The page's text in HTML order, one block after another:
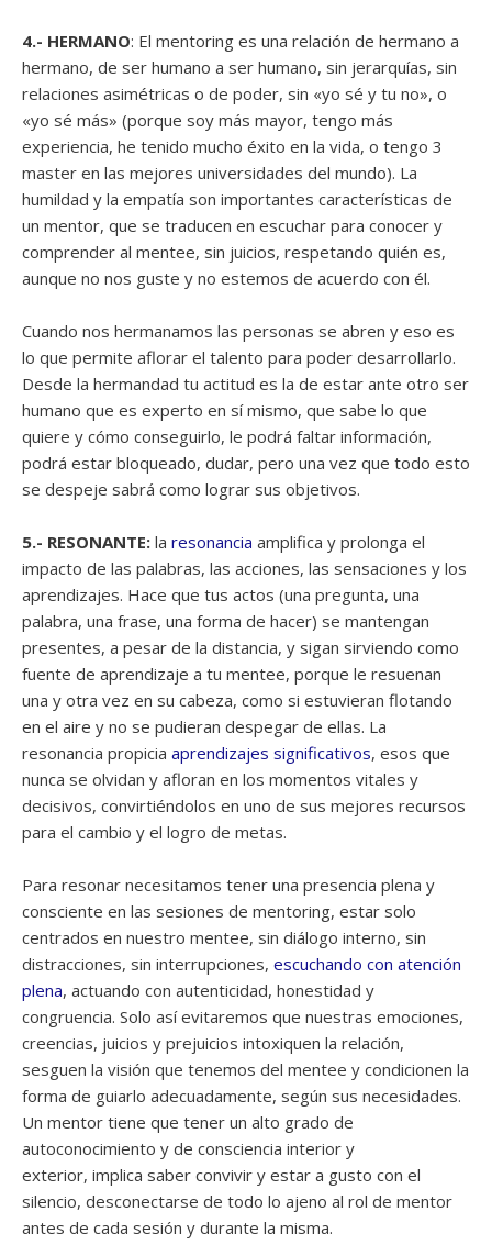
4.- HERMANO: El mentoring es una relación de hermano a
hermano, de ser humano a ser humano, sin jerarquías, sin
relaciones asimétricas o de poder, sin «yo sé y tu no», o
«yo sé más» (porque soy más mayor, tengo más
experiencia, he tenido mucho éxito en la vida, o tengo 3
master en las mejores universidades del mundo). La
humildad y la empatía son importantes características de
un mentor, que se traducen en escuchar para conocer y
comprender al mentee, sin juicios, respetando quién es,
aunque no nos guste y no estemos de acuerdo con él.
Cuando nos hermanamos las personas se abren y eso es
lo que permite aflorar el talento para poder desarrollarlo.
Desde la hermandad tu actitud es la de estar ante otro ser
humano que es experto en sí mismo, que sabe lo que
quiere y cómo conseguirlo, le podrá faltar información,
podrá estar bloqueado, dudar, pero una vez que todo esto
se despeje sabrá como lograr sus objetivos.
5.- RESONANTE: la resonancia amplifica y prolonga el
impacto de las palabras, las acciones, las sensaciones y los
aprendizajes. Hace que tus actos (una pregunta, una
palabra, una frase, una forma de hacer) se mantengan
presentes, a pesar de la distancia, y sigan sirviendo como
fuente de aprendizaje a tu mentee, porque le resuenan
una y otra vez en su cabeza, como si estuvieran flotando
en el aire y no se pudieran despegar de ellas. La
resonancia propicia aprendizajes significativos, esos que
nunca se olvidan y afloran en los momentos vitales y
decisivos, convirtiéndolos en uno de sus mejores recursos
para el cambio y el logro de metas.
Para resonar necesitamos tener una presencia plena y
consciente en las sesiones de mentoring, estar solo
centrados en nuestro mentee, sin diálogo interno, sin
distracciones, sin interrupciones, escuchando con atención
plena, actuando con autenticidad, honestidad y
congruencia. Solo así evitaremos que nuestras emociones,
creencias, juicios y prejuicios intoxiquen la relación,
sesguen la visión que tenemos del mentee y condicionen la
forma de guiarlo adecuadamente, según sus necesidades.
Un mentor tiene que tener un alto grado de
autoconocimiento y de consciencia interior y
exterior, implica saber convivir y estar a gusto con el
silencio, desconectarse de todo lo ajeno al rol de mentor
antes de cada sesión y durante la misma.